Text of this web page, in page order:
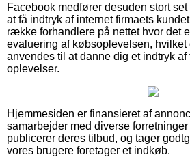
Facebook medfører desuden stort
at få indtryk af internet firmaets
række forhandlere på nettet hvor det
evaluering af købsoplevelsen, hvilket
anvendes til at danne dig et indtryk
oplevelser.
Hjemmesiden er finansieret af
samarbejder med diverse
publicerer deres tilbud, og tager
vores brugere foretager et indkøb.